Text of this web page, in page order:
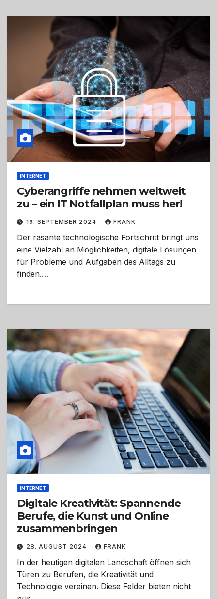
INTERNET
Cyberangriffe nehmen weltweit
zu – ein IT Notfallplan muss her!
19. SEPTEMBER 2024 FRANK
Der rasante technologische Fortschritt bringt uns
eine Vielzahl an Möglichkeiten, digitale Lösungen
für Probleme und Aufgaben des Alltags zu
finden.…
INTERNET
Digitale Kreativität: Spannende
Berufe, die Kunst und Online
zusammenbringen
28. AUGUST 2024 FRANK
In der heutigen digitalen Landschaft öffnen sich
Türen zu Berufen, die Kreativität und
Technologie vereinen. Diese Felder bieten nicht